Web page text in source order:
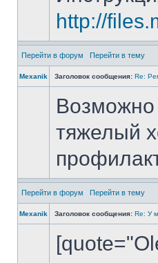
http://
Перейти в форум Перейти в тему
Mexanik Заголовок сообщения: Re:
Возможно
тяжелый
Перейти в форум Перейти в тему
Mexanik Заголовок сообщения: Re: У